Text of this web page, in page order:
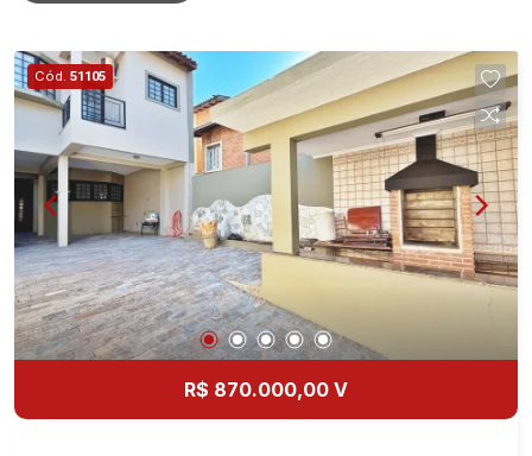
Cód. 51105
R$ 870.000,00 V